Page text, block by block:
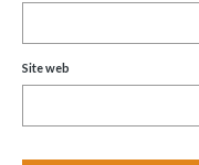
Site web